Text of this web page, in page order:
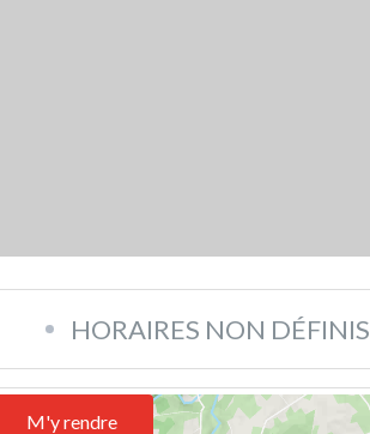
HORAIRES NON DÉFINIS
M'y rendre